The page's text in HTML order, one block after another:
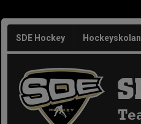
SDE Hockey Hockeyskolan